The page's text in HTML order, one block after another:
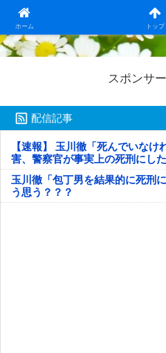
ホーム トップ
日本第一！ニュース録
スポンサ
配信記事
【速報】 玉川徹「死んでいな
害、警察官が事実上の死刑にした
玉川徹「包丁男を結果的に死刑
う思う？？？